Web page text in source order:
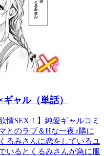
ャル（単話）
情SEX！】純愛ギャルコミ
とのラブ＆Hな一夜♪隣に
るみさんに恋をしているユ
いるとくるみさんが急に服